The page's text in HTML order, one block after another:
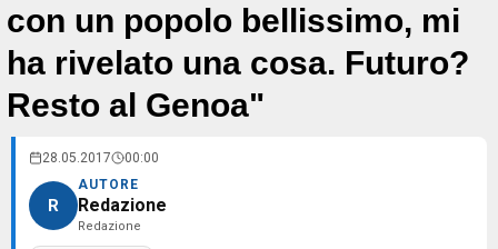
con un popolo bellissimo, mi
ha rivelato una cosa. Futuro?
Resto al Genoa"
28.05.2017 00:00
R
AUTORE
Redazione
Redazione